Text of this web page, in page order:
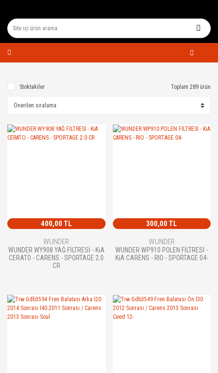
Stoktakiler Toplam 289 ürün
400,00 TL
WUNDER
WUNDER WY908 YAĞ FİLTRESİ - KiA
CERATO - CARENS - SPORTAGE 2.0
CR
300,00 TL
WUNDER
WUNDER WP910 POLEN FİLTRESİ -
KiA CARENS - RIO - SPORTAGE 04-